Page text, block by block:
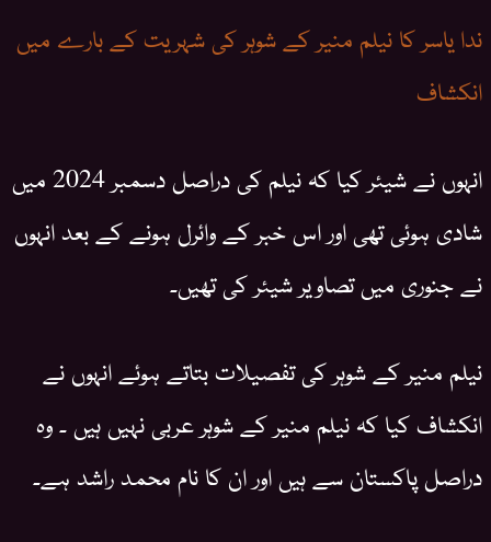
ندا یاسر کا نیلم منیر کے شوہر کی شہریت کے بارے میں
انکشاف
انہوں نے شیئر کیا کہ نیلم کی دراصل دسمبر 2024 میں
شادی ہوئی تھی اور اس خبر کے وائرل ہونے کے بعد انہوں
نے جنوری میں تصاویر شیئر کی تھیں۔
نیلم منیر کے شوہر کی تفصیلات بتاتے ہوئے انہوں نے
انکشاف کیا کہ نیلم منیر کے شوہر عربی نہیں ہیں ۔ وہ
دراصل پاکستان سے ہیں اور ان کا نام محمد راشد ہے۔